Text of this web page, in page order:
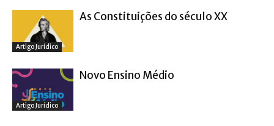
Artigo Jurídico
As Constituições do século XX
Artigo Jurídico
Novo Ensino Médio